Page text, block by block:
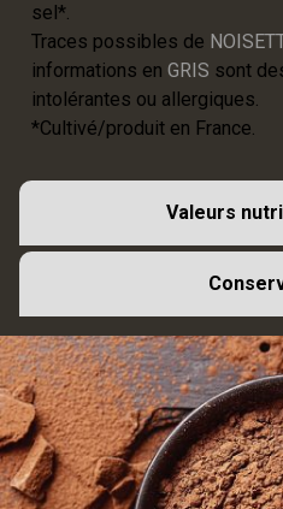
Valeurs
sel*.
Traces possibles de
informations en GRIS sont
intolérantes ou allergiques.
*Cultivé/produit en France.